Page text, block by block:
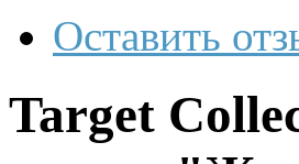
Оставить
Target